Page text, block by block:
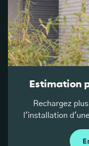
Estimation
Rechargez
l'installation